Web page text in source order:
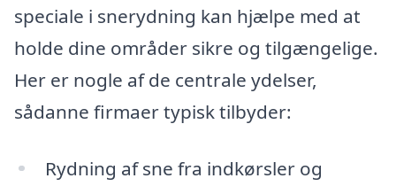
speciale i snerydning kan hjælpe med at
holde dine områder sikre og tilgængelige.
Her er nogle af de centrale ydelser,
sådanne firmaer typisk tilbyder:
Rydning af sne fra indkørsler og